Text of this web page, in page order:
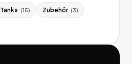
Tanks (15) Zubehör (3)